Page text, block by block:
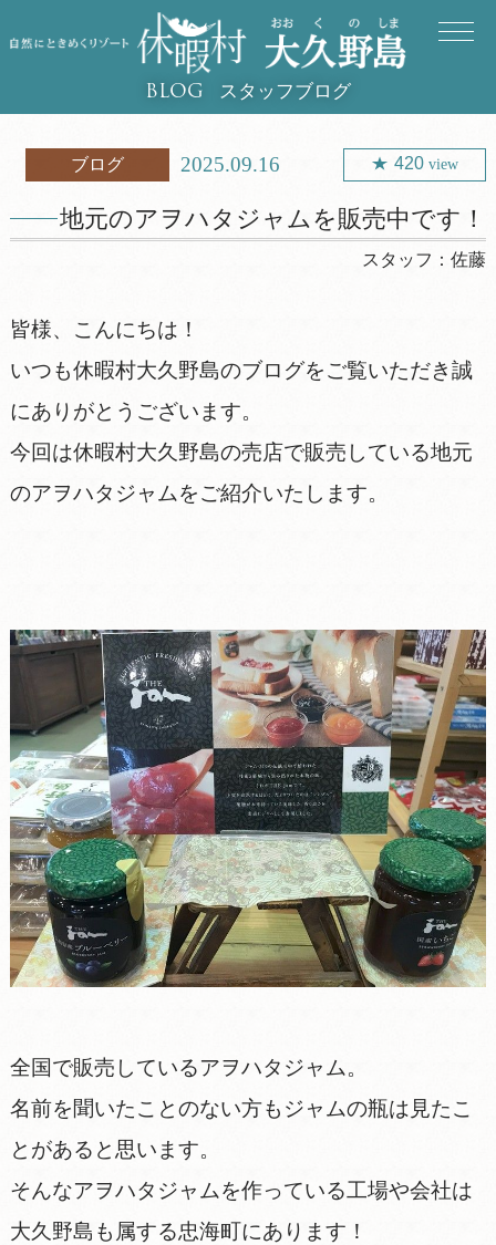
BLOG スタッフブログ
ブログ 2025.09.16 420 view
地元のアヲハタジャムを販売中です！
スタッフ：佐藤
皆様、こんにちは！
いつも休暇村大久野島のブログをご覧いただき誠
にありがとうございます。
今回は休暇村大久野島の売店で販売している地元
のアヲハタジャムをご紹介いたします。
全国で販売しているアヲハタジャム。
名前を聞いたことのない方もジャムの瓶は見たこ
とがあると思います。
そんなアヲハタジャムを作っている工場や会社は
大久野島も属する忠海町にあります！